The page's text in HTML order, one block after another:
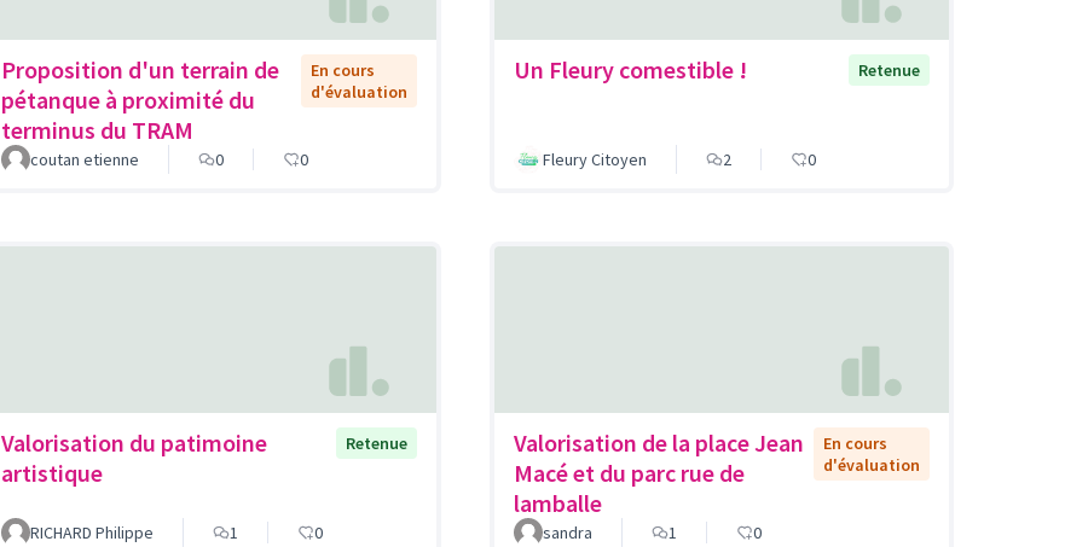
Proposition d'un terrain de
pétanque à proximité du
terminus du TRAM
En cours
d'évaluation
coutan etienne 0 0
Un Fleury comestible ! Retenue
Fleury Citoyen 2 0
Valorisation du patimoine
artistique
Retenue
RICHARD Philippe 1 0
Valorisation de la place Jean
Macé et du parc rue de
lamballe
En cours
d'évaluation
sandra 1 0